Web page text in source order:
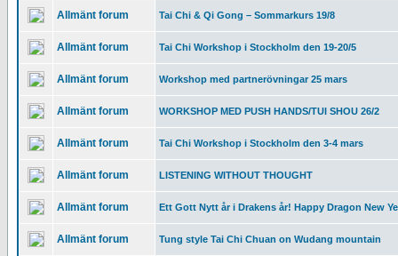
Allmänt forum Tai Chi & Qi Gong – Sommarkurs 19/8
Allmänt forum Tai Chi Workshop i Stockholm den 19-20/5
Allmänt forum Workshop med partnerövningar 25 mars
Allmänt forum WORKSHOP MED PUSH HANDS/TUI SHOU 26/2
Allmänt forum Tai Chi Workshop i Stockholm den 3-4 mars
Allmänt forum LISTENING WITHOUT THOUGHT
Allmänt forum Ett Gott Nytt år i Drakens år! Happy Dragon New
Allmänt forum Tung style Tai Chi Chuan on Wudang mountain